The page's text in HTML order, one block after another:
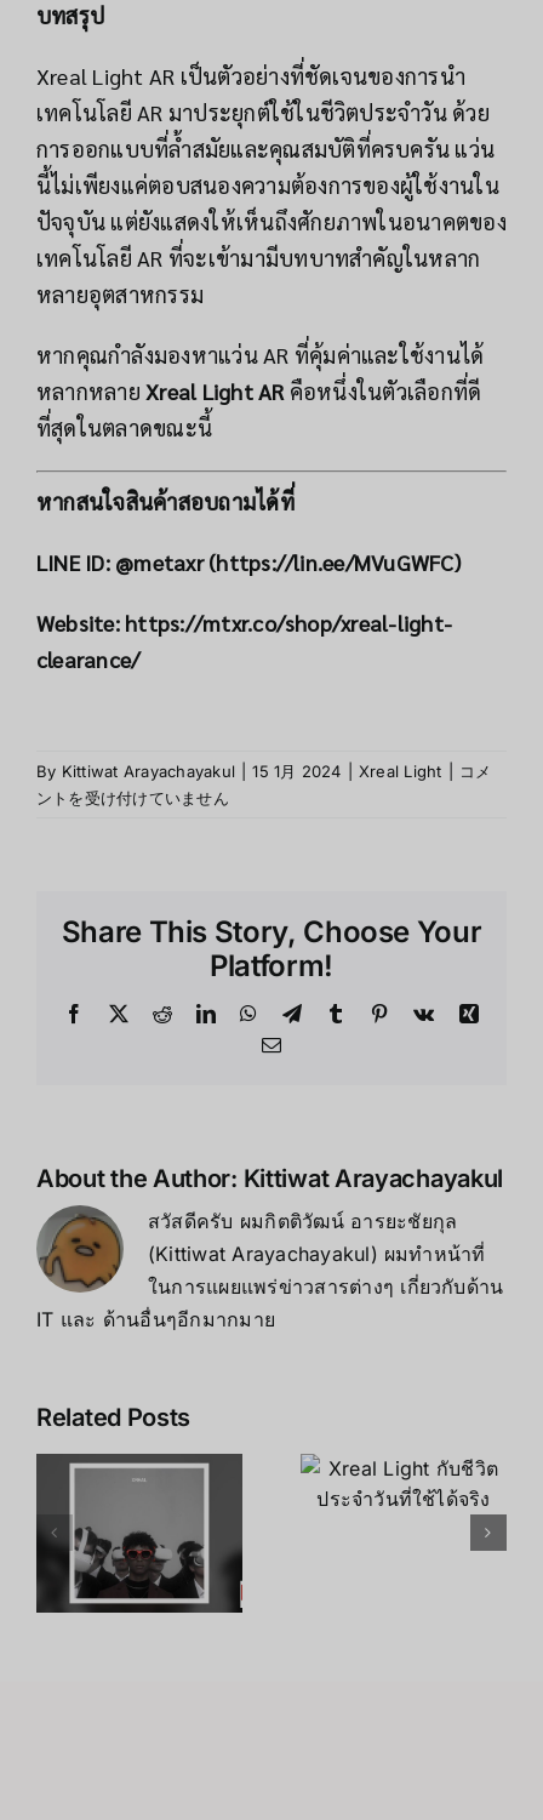
บทสรุป
Xreal Light AR เป็นตัวอย่างที่ชัดเจนของการนำ
เทคโนโลยี AR มาประยุกต์ใช้ในชีวิตประจำวัน ด้วย
การออกแบบที่ล้ำสมัยและคุณสมบัติที่ครบครัน แว่น
นี้ไม่เพียงแค่ตอบสนองความต้องการของผู้ใช้งานใน
ปัจจุบัน แต่ยังแสดงให้เห็นถึงศักยภาพในอนาคตของ
เทคโนโลยี AR ที่จะเข้ามามีบทบาทสำคัญในหลาก
หลายอุตสาหกรรม
หากคุณกำลังมองหาแว่น AR ที่คุ้มค่าและใช้งานได้
หลากหลายXreal Light AR คือหนึ่งในตัวเลือกที่ดี
ที่สุดในตลาดขณะนี้
หากสนใจสินค้าสอบถามได้ที่
LINE ID: @metaxr (https://lin.ee/MVuGWFC)
Website:https://mtxr.co/shop/xreal-light-
clearance/
By Kittiwat Arayachayakul 15 1月 2024 Xreal Light
ประวัติ
Light
コメ
ントを受け付けていません
Share This Story, Choose Your
Platform!
Facebook
X RedditLinkedInWhatsApp
TelegramTumblr Pinterest
Vk
Xing
Email
About the Author: Kittiwat Arayachayakul
สวัสดีครับ ผมกิตติวัฒน์ อารยะชัยกุล
(Kittiwat Arayachayakul) ผมทำหน้าที่
ในการแผยแพร่ข่าวสารต่างๆ เกี่ยวกับด้าน
IT และ ด้านอื่นๆอีกมากมาย
Related Posts
Xreal Light
ประจำวันที่
ใช้ได้จริง
อนาคตของ
Xreal Light
ทั่วโลก